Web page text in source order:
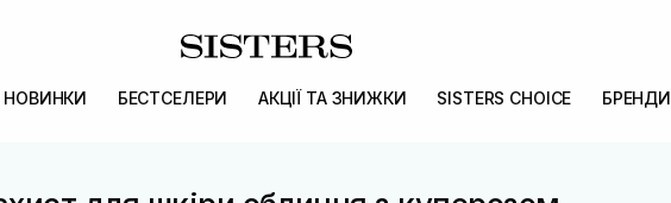
НОВИНКИ БЕСТСЕЛЕРИ АКЦІЇ ТА ЗНИЖКИ SISTERS CHOICE БРЕНДИ